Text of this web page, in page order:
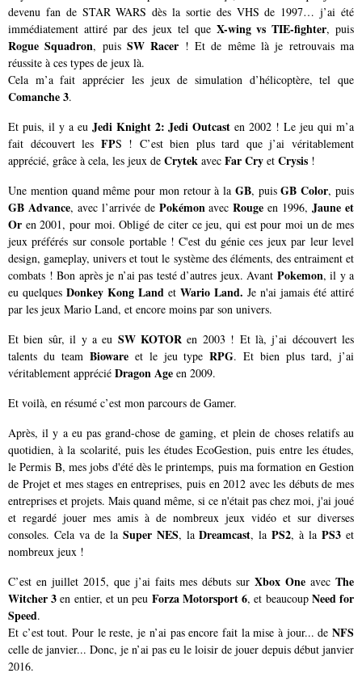
devenu fan de STAR WARS dès la sortie des VHS de 1997… j’ai été
immédiatement attiré par des jeux tel que X-wing vs TIE-fighter, puis
Rogue Squadron, puisSW Racer ! Et de même là je retrouvais ma
réussite à ces types de jeux là.
Cela m’a fait apprécier les jeux de simulation d’hélicoptère, tel que
Comanche 3.
Et puis, il y a eu Jedi Knight 2: Jedi Outcast en 2002 ! Le jeu qui m’a
fait découvert les FPS ! C’est bien plus tard que j’ai véritablement
apprécié, grâce à cela, les jeux de Crytek avec Far Cry et Crysis !
Une mention quand même pour mon retour à la GB, puisGB Color, puis
GB Advance, avec l’arrivée de PokémonavecRouge en 1996,Jaune et
Or en 2001, pour moi. Obligé de citer ce jeu, qui est pour moi un de mes
jeux préférés sur console portable ! C'est du génie ces jeux par leur level
design, gameplay, univers et tout le système des éléments, des entraiment et
combats ! Bon après je n’ai pas testé d’autres jeux. Avant Pokemon, il y a
eu quelques Donkey Kong Land et Wario Land. Je n'ai jamais été attiré
par les jeux Mario Land, et encore moins par son univers.
Et bien sûr, il y a eu SW KOTOR en 2003 ! Et là, j’ai découvert les
talents du team Biowareet le jeu typeRPG. Et bien plus tard, j’ai
véritablement apprécié Dragon Age en 2009.
Et voilà, en résumé c’est mon parcours de Gamer.
Après, il y a eu pas grand-chose de gaming, et plein de choses relatifs au
quotidien, à la scolarité, puis les études EcoGestion, puis entre les études,
le Permis B, mes jobs d'été dès le printemps, puis ma formation en Gestion
de Projet et mes stages en entreprises, puis en 2012 avec les débuts de mes
entreprises et projets. Mais quand même, si ce n'était pas chez moi, j'ai joué
et regardé jouer mes amis à de nombreux jeux vidéo et sur diverses
consoles. Cela va de la Super NES, laDreamcast, laPS2, à laPS3 et
nombreux jeux !
C’est en juillet 2015, que j’ai faits mes débuts sur Xbox One avec The
Witcher 3 en entier, et un peu Forza Motorsport 6, et beaucoup Need for
Speed.
Et c’est tout. Pour le reste, je n’ai pas encore fait la mise à jour... de NFS
celle de janvier... Donc, je n’ai pas eu le loisir de jouer depuis début janvier
2016.